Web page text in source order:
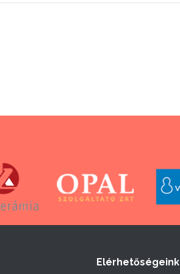
Elérhetőségeink